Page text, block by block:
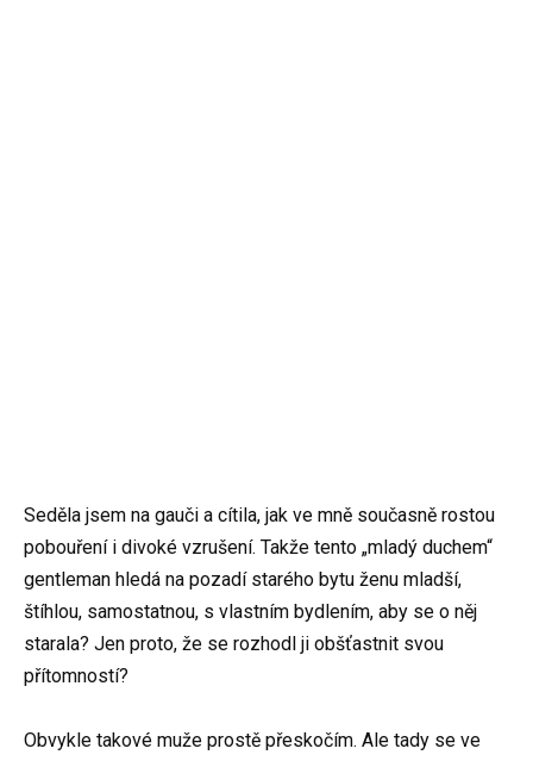
Seděla jsem na gauči a cítila, jak ve mně současně rostou
pobouření i divoké vzrušení. Takže tento „mladý duchem“
gentleman hledá na pozadí starého bytu ženu mladší,
štíhlou, samostatnou, s vlastním bydlením, aby se o něj
starala? Jen proto, že se rozhodl ji obšťastnit svou
přítomností?
Obvykle takové muže prostě přeskočím. Ale tady se ve